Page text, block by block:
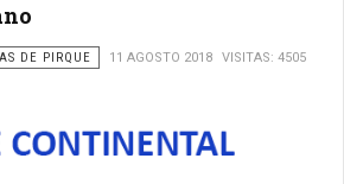
DE PIRQUE 11 AGOSTO 2018 VISITAS: 4505